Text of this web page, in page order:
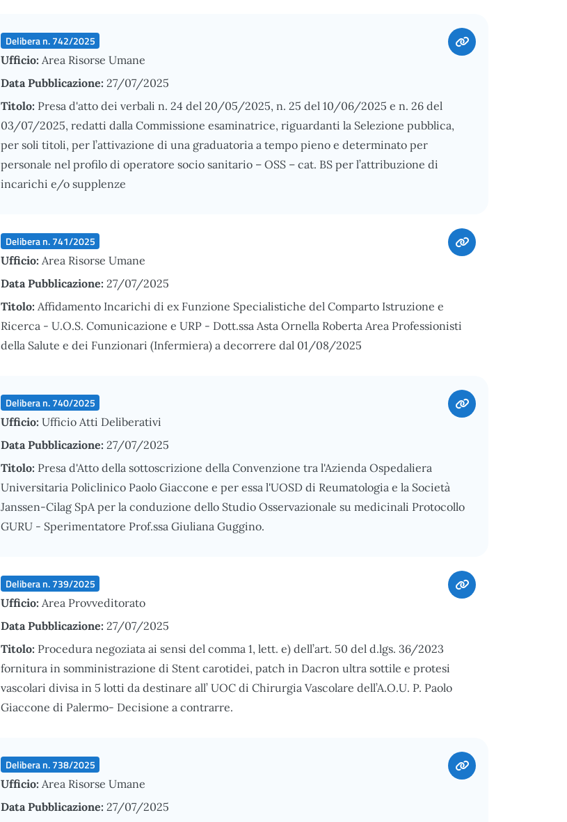
Delibera n. 742/2025
Ufficio: Area Risorse Umane
Data Pubblicazione: 27/07/2025
Titolo: Presa d'atto dei verbali n. 24 del 20/05/2025, n. 25 del 10/06/2025 e n. 26 del
03/07/2025, redatti dalla Commissione esaminatrice, riguardanti la Selezione pubblica,
per soli titoli, per l’attivazione di una graduatoria a tempo pieno e determinato per
personale nel profilo di operatore socio sanitario – OSS – cat. BS per l’attribuzione di
incarichi e/o supplenze
Delibera n. 741/2025
Ufficio: Area Risorse Umane
Data Pubblicazione: 27/07/2025
Titolo: Affidamento Incarichi di ex Funzione Specialistiche del Comparto Istruzione e
Ricerca - U.O.S. Comunicazione e URP - Dott.ssa Asta Ornella Roberta Area Professionisti
della Salute e dei Funzionari (Infermiera) a decorrere dal 01/08/2025
Delibera n. 740/2025
Ufficio: Ufficio Atti Deliberativi
Data Pubblicazione: 27/07/2025
Titolo: Presa d'Atto della sottoscrizione della Convenzione tra l'Azienda Ospedaliera
Universitaria Policlinico Paolo Giaccone e per essa l'UOSD di Reumatologia e la Società
Janssen-Cilag SpA per la conduzione dello Studio Osservazionale su medicinali Protocollo
GURU - Sperimentatore Prof.ssa Giuliana Guggino.
Delibera n. 739/2025
Ufficio: Area Provveditorato
Data Pubblicazione: 27/07/2025
Titolo: Procedura negoziata ai sensi del comma 1, lett. e) dell’art. 50 del d.lgs. 36/2023
fornitura in somministrazione di Stent carotidei, patch in Dacron ultra sottile e protesi
vascolari divisa in 5 lotti da destinare all’ UOC di Chirurgia Vascolare dell’A.O.U. P. Paolo
Giaccone di Palermo- Decisione a contrarre.
Delibera n. 738/2025
Ufficio: Area Risorse Umane
Data Pubblicazione: 27/07/2025